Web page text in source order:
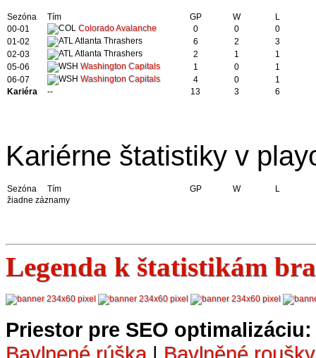
Sezóna Tím GP W L
00-01
Colorado Avalanche 0 0 0
01-02
Atlanta Thrashers 6 2 3
02-03
Atlanta Thrashers 2 1 1
05-06
Washington Capitals 1 0
1
06-07
Washington Capitals 4 0
1
Kariéra
-- 13 3 6
Kariérne štatistiky v
Sezóna Tím GP W L
žiadne záznamy
Legenda k štatistikám
Priestor pre SEO optimalizáciu: